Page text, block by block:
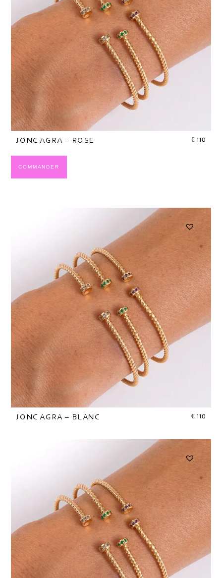
JONC AGRA – ROSE € 110
COMMANDER
JONC AGRA – BLANC € 110